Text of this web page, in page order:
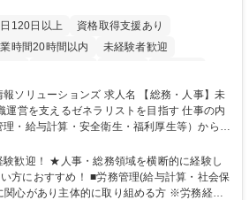
120日以上
資格取得支援あり
時間20時間以内
未経験者歓迎
交通費支給 土日祝休み 寮・社宅あり
ンズ 求人名 【総務・人事】未
を支えるゼネラリストを目指す 仕事の内
・給与計算・安全衛生・福利厚生等）からお
・採用・教育業務へ守備範囲を広げ、組織運
：労働時間管理、給与
生管理、安全衛生、健康経営推進等をお任せ
職者管理など、幅広く経験を積んでいただき
歓迎！ ★人事・総務領域を横断的に経験し
■労務管理(給与計算・社会保
関心があり主体的に取り組める方 ※労務経験